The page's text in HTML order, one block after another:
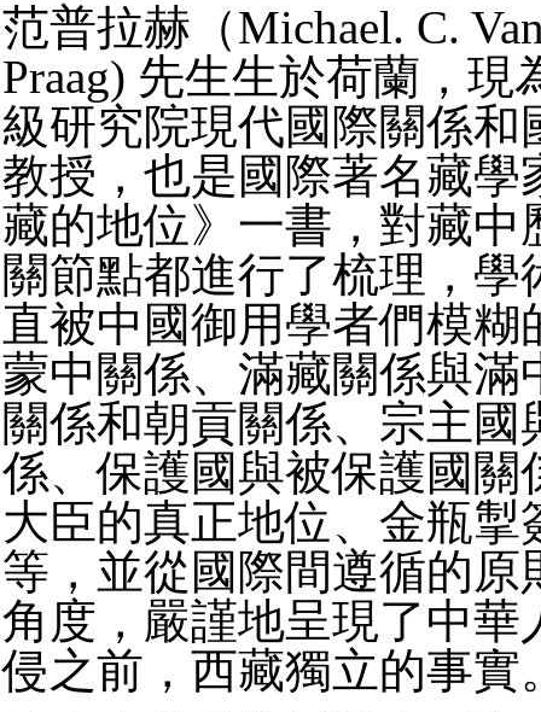
范普拉赫（Michael. C.
Praag) 先生生於荷蘭，現
級研究院現代國際關係和
教授，也是國際著名藏學
藏的地位》一書，對藏中
關節點都進行了梳理，學
直被中國御用學者們模糊
蒙中關係、滿藏關係與滿
關係和朝貢關係、宗主國
係、保護國與被保護國關
大臣的真正地位、金瓶掣
等，並從國際間遵循的原
角度，嚴謹地呈現了中華
侵之前，西藏獨立的事實